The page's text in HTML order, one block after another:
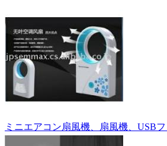
ミニエアコン扇風機、扇風機、USB